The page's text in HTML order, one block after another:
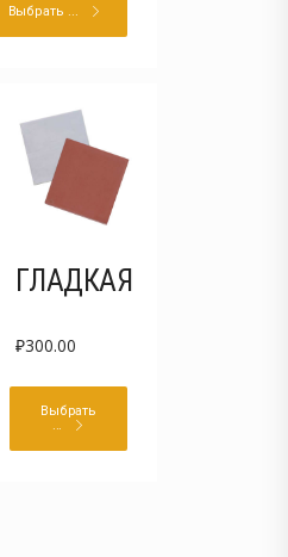
Выбрать ...
ГЛАДКАЯ
₽300.00
Выбрать
...